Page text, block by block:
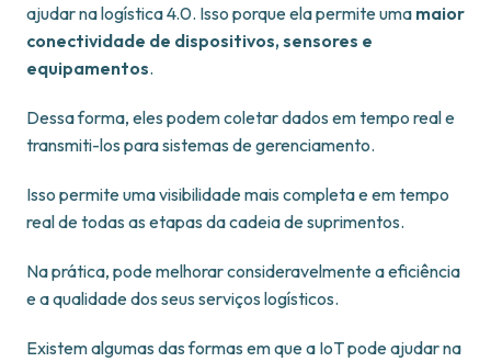
ajudar na logística 4.0. Isso porque ela permite uma maior
conectividade de dispositivos, sensores e
equipamentos.
Dessa forma, eles podem coletar dados em tempo real e
transmiti-los para sistemas de gerenciamento.
Isso permite uma visibilidade mais completa e em tempo
real de todas as etapas da cadeia de suprimentos.
Na prática, pode melhorar consideravelmente a eficiência
e a qualidade dos seus serviços logísticos.
Existem algumas das formas em que a IoT pode ajudar na